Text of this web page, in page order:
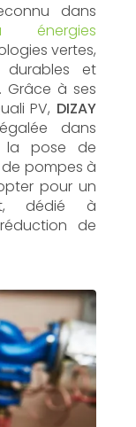
dans
énergies
vertes,
et
Grâce à ses
PV, DIZAY
dans
la pose de
pompes à
pour un
dédié à
de